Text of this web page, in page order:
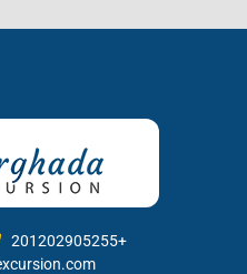
201202905255+